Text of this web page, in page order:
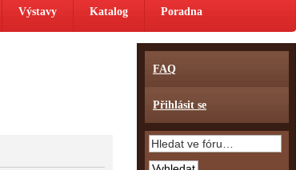
Výstavy Katalog Poradna
FAQ
Přihlásit se